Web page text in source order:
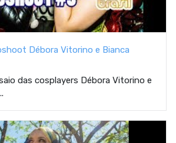
Débora Vitorino e Bianca
das cosplayers Débora Vitorino e